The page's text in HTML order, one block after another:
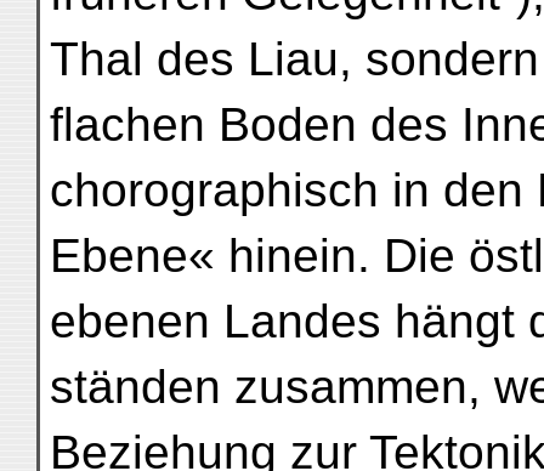
Thal des Liau,
flachen Boden des
chorographisch in den
Ebene« hinein. Die
ebenen Landes hängt
ständen zusammen,
Beziehung zur